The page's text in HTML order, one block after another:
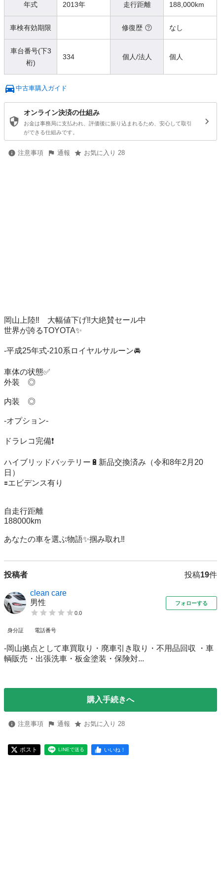
年式 2013年 走行距離 188,000km
車検有効期限 修復歴 なし
車台番号(下3
桁)
334 個人/法人 個人
中古車購入ガイド
オンライン決済の仕組み
お金は事務局に支払われ、評価後に振り込まれるため、安心して取引
ができる仕組みです。
注意事項 通報 お気に入り 28
岡山上陸‼️    大幅値下げ‼︎大絶賛セール中
世界が誇るTOYOTA✨
-平成25年式-210系ロイヤルサルーン🚘
車体の状態✅
外装　◎
内装　◎
-オプション-
ドラレコ完備❗️
ハイブリッドバッテリー🔋新品交換済み（令和8年2月20
日）
🟰エビデンス有り
自走行距離
188000km
あなたの車を選ぶ物語✨掴み取れ‼️
投稿者 投稿19件
clean care
男性
0.0
フォローする
身分証 電話番号
-岡山拠点として車買取り・廃車引き取り・不用品回収 ・車
輌販売・出張洗車・板金塗装・保険対...
購入手続きへ
注意事項 通報 お気に入り 28
ポスト LINEで送る いいね！